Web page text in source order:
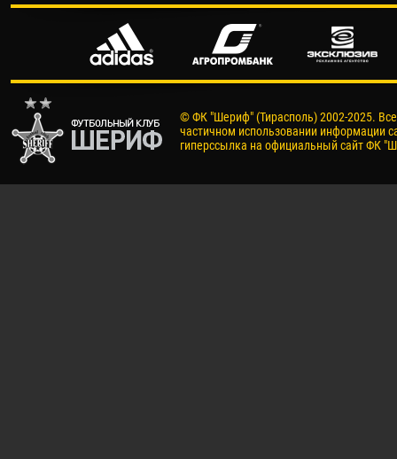
© ФК "Шериф" (Тирасполь) 2002-2025.
частичном использовании информации
гиперссылка на официальный сайт ФК